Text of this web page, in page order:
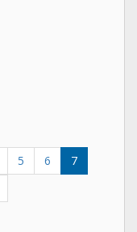
5 6
7